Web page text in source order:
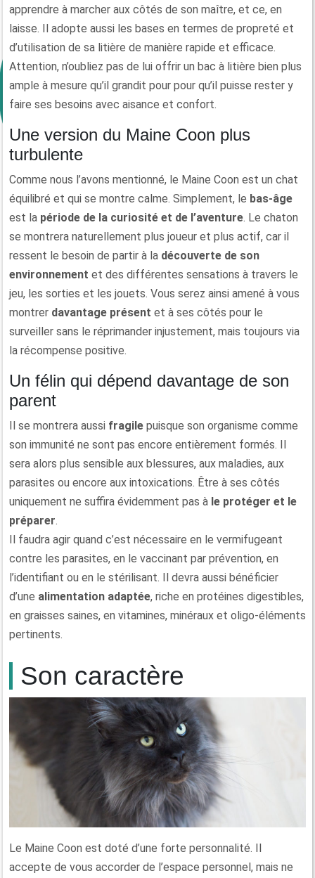
apprendre à marcher aux côtés de son maître, et ce, en
laisse. Il adopte aussi les bases en termes de propreté et
d’utilisation de sa litière de manière rapide et efficace.
Attention, n’oubliez pas de lui offrir un bac à litière bien plus
ample à mesure qu’il grandit pour pour qu’il puisse rester y
faire ses besoins avec aisance et confort.
Une version du Maine Coon plus
turbulente
Comme nous l’avons mentionné, le Maine Coon est un chat
équilibré et qui se montre calme. Simplement, le bas-âge
est la période de la curiosité et de l’aventure. Le chaton
se montrera naturellement plus joueur et plus actif, car il
ressent le besoin de partir à la découverte de son
environnement et des différentes sensations à travers le
jeu, les sorties et les jouets. Vous serez ainsi amené à vous
montrer davantage présent et à ses côtés pour le
surveiller sans le réprimander injustement, mais toujours via
la récompense positive.
Un félin qui dépend davantage de son
parent
Il se montrera aussi fragile puisque son organisme comme
son immunité ne sont pas encore entièrement formés. Il
sera alors plus sensible aux blessures, aux maladies, aux
parasites ou encore aux intoxications. Être à ses côtés
uniquement ne suffira évidemment pas à le protéger et le
préparer.
Il faudra agir quand c’est nécessaire en le vermifugeant
contre les parasites, en le vaccinant par prévention, en
l’identifiant ou en le stérilisant. Il devra aussi bénéficier
d’une alimentation adaptée, riche en protéines digestibles,
en graisses saines, en vitamines, minéraux et oligo-éléments
pertinents.
Son caractère
Le Maine Coon est doté d’une forte personnalité. Il
accepte de vous accorder de l’espace personnel, mais ne